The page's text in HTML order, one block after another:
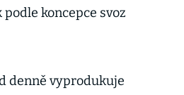
koncepce svoz
denně vyprodukuje